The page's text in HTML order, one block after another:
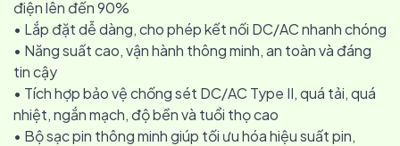
điện lên đến 90%
• Lắp đặt dễ dàng, cho phép kết nối DC/AC nhanh chóng
• Năng suất cao, vận hành thông minh, an toàn và đáng
tin cậy
• Tích hợp bảo vệ chống sét DC/AC Type II, quá tải, quá
nhiệt, ngắn mạch, độ bền và tuổi thọ cao
• Bộ sạc pin thông minh giúp tối ưu hóa hiệu suất pin,